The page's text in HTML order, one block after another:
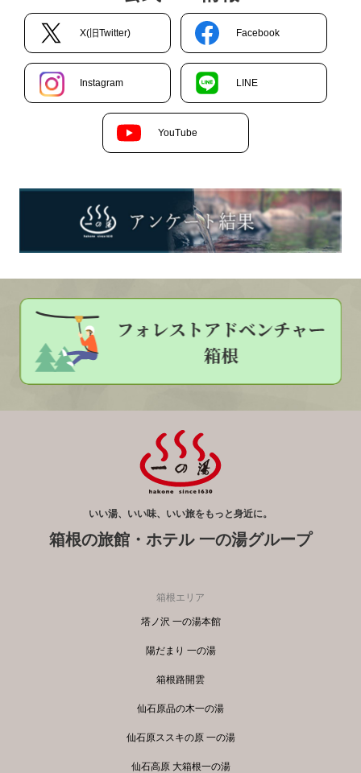
X(旧Twitter) Facebook
Instagram LINE
YouTube
いい湯、いい味、いい旅をもっと身近に。
箱根の旅館・ホテル 一の湯グループ
箱根エリア
塔ノ沢 一の湯本館
陽だまり 一の湯
箱根路開雲
仙石原品の木一の湯
仙石原ススキの原 一の湯
仙石高原 大箱根一の湯